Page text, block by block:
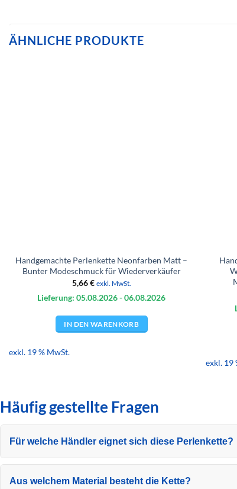
ÄHNLICHE PRODUKTE
Handgemachte Perlenkette Neonfarben Matt –
Bunter Modeschmuck für Wiederverkäufer
5,66€ exkl. MwSt.
Lieferung: 05.08.2026- 06.08.2026
IN DEN WARENKORB
exkl. 19 % MwSt.
exkl. 19
Häufig gestellte Fragen
Für welche Händler eignet sich diese Perlenkette?
Aus welchem Material besteht die Kette?